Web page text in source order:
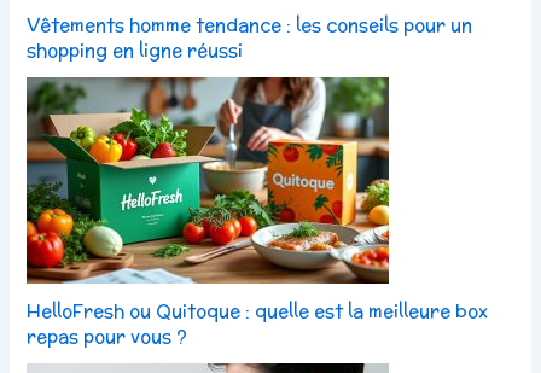
Vêtements homme tendance : les conseils pour un
shopping en ligne réussi
HelloFresh ou Quitoque : quelle est la meilleure box
repas pour vous ?